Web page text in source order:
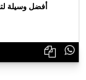
أفضل وسيلة
